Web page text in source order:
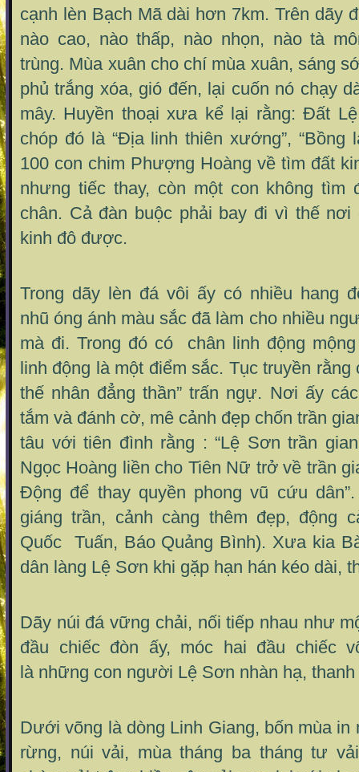
cạnh lèn Bạch Mã dài hơn 7km. Trên dãy
nào cao, nào thấp, nào nhọn, nào tà
trùng. Mùa xuân cho chí mùa xuân, sáng
phủ trắng xóa, gió đến, lại cuốn nó chạy
mây. Huyền thoại xưa kể lại rằng: Đất
chóp đó là “Địa linh thiên xướng”, “Bồng
100 con chim Phượng Hoàng về tìm đất
nhưng tiếc thay, còn một con không tìm
chân. Cả đàn buộc phải bay đi vì thế nơi
kinh đô được.
Trong dãy lèn đá vôi ấy có nhiều hang
nhũ óng ánh màu sắc đã làm cho nhiều
mà đi. Trong đó có chân linh động
linh động là một điểm sắc. Tục truyền rằng
thế nhân đẳng thần” trấn ngự. Nơi ấy
tắm và đánh cờ, mê cảnh đẹp chốn trần
tâu với tiên đình rằng : “Lệ Sơn trần
Ngọc Hoàng liền cho Tiên Nữ trở về trần
Động để thay quyền phong vũ cứu
giáng trần, cảnh càng thêm đẹp, động
Quốc Tuấn, Báo Quảng Bình). Xưa kia
dân làng Lệ Sơn khi gặp hạn hán kéo dài,
Dãy núi đá vững chải, nối tiếp nhau như
đầu chiếc đòn ấy, móc hai đầu chiếc
là những con người Lệ Sơn nhàn hạ, thanh
Dưới võng là dòng Linh Giang, bốn mùa in
rừng, núi vải, mùa tháng ba tháng tư